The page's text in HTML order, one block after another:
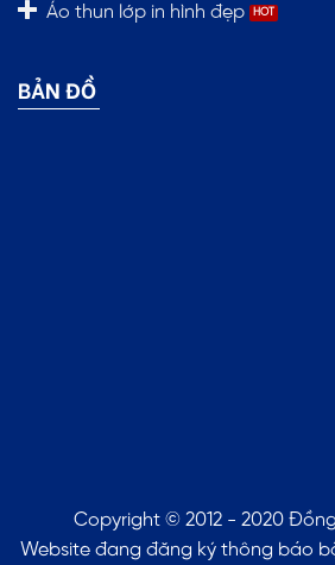
Áo thun lớp in hình đẹp
BẢN ĐỒ
Copyright © 2012 - 2020
Website đang đăng ký thông báo